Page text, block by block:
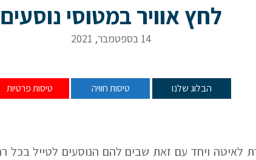
לחץ אוויר במטוסי נוסעים
14 בספטמבר, 2021
הבלוג שלנו טיסות חוויה טיסות פרטיות
לאיטה ויחד עם זאת שבים להם הנוסעים לטייל בכל